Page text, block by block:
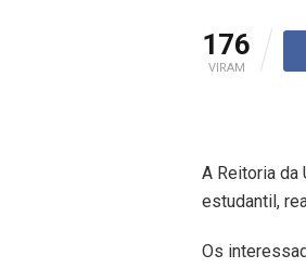
176
VIRAM
A Reitoria da
estudantil,
Os